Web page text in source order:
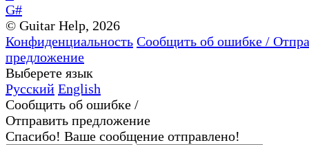
G#
© Guitar Help, 2026
Конфиденциальность Сообщить об ошибке /
предложение
Выберете язык
Русский English
Сообщить об ошибке /
Отправить предложение
Спасибо! Ваше сообщение отправлено!